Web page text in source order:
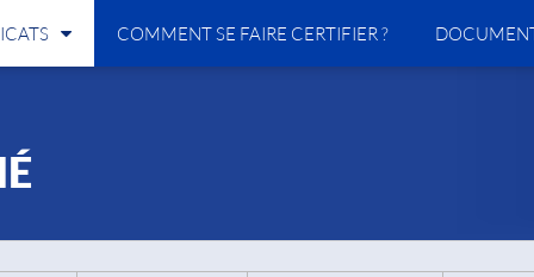
COMMENT SE FAIRE CERTIFIER ?